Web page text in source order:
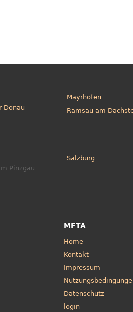
Donau
Mayrhofen
Ramsau am
Pinzgau
Salzburg
META
Home
Kontakt
Impressum
Datenschutz
login